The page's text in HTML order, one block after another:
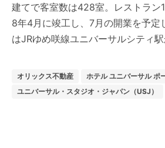
建てで客室数は428室。レストラン
8年4月に竣工し、7月の開業を予定
はJRゆめ咲線ユニバーサルシティ駅
オリックス不動産
ホテル ユニバーサル ポ
ユニバーサル・スタジオ・ジャパン（USJ）